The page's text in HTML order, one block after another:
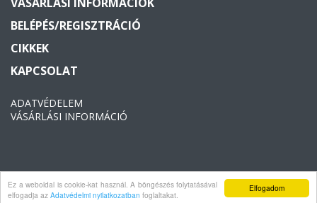
Elfogadom
Ez a weboldal is cookie-kat használ. A böngészés folytatásával
elfogadja az Adatvédelmi nyilatkozatban foglaltakat.
BELÉPÉS/REGISZTRÁCIÓ
CIKKEK
KAPCSOLAT
ADATVÉDELEM
VÁSÁRLÁSI INFORMÁCIÓ
Copyright © 2026 Vagyonvedelem2000. Minden jog fenntartva.